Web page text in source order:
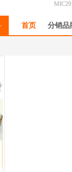
首页 分销品